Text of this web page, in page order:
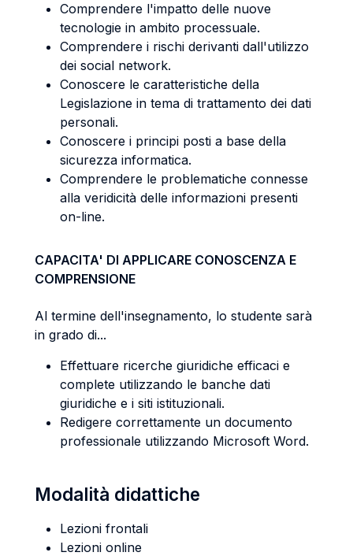
Comprendere l'impatto delle nuove
tecnologie in ambito processuale.
Comprendere i rischi derivanti dall'utilizzo
dei social network.
Conoscere le caratteristiche della
Legislazione in tema di trattamento dei dati
personali.
Conoscere i principi posti a base della
sicurezza informatica.
Comprendere le problematiche connesse
alla veridicità delle informazioni presenti
on-line.
CAPACITA' DI APPLICARE CONOSCENZA E
COMPRENSIONE
Al termine dell'insegnamento, lo studente sarà
in grado di...
Effettuare ricerche giuridiche efficaci e
complete utilizzando le banche dati
giuridiche e i siti istituzionali.
Redigere correttamente un documento
professionale utilizzando Microsoft Word.
Modalità didattiche
Lezioni frontali
Lezioni online